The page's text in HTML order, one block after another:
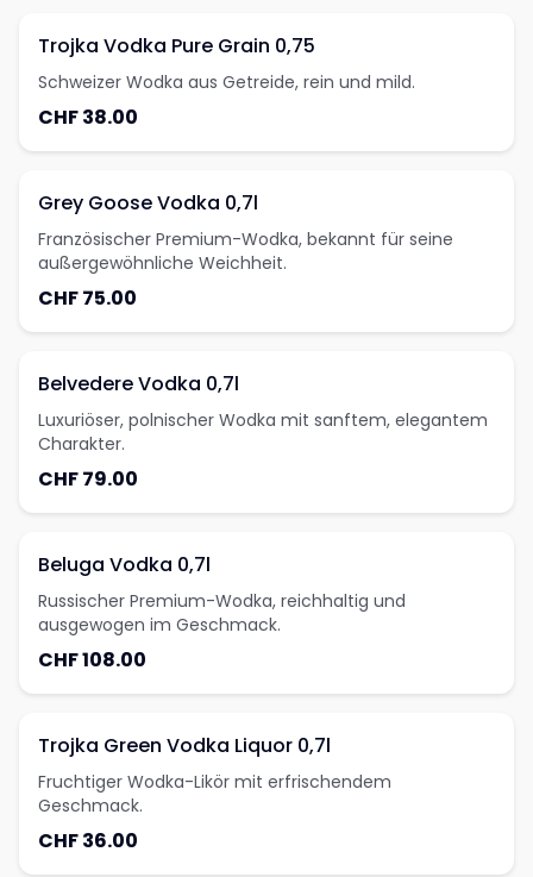
Trojka Vodka Pure Grain 0,75
Schweizer Wodka aus Getreide, rein und mild.
CHF 38.00
Grey Goose Vodka 0,7l
Französischer Premium-Wodka, bekannt für seine
außergewöhnliche Weichheit.
CHF 75.00
Belvedere Vodka 0,7l
Luxuriöser, polnischer Wodka mit sanftem, elegantem
Charakter.
CHF 79.00
Beluga Vodka 0,7l
Russischer Premium-Wodka, reichhaltig und
ausgewogen im Geschmack.
CHF 108.00
Trojka Green Vodka Liquor 0,7l
Fruchtiger Wodka-Likör mit erfrischendem
Geschmack.
CHF 36.00